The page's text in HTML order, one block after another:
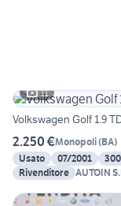
11
Volkswagen Golf 1.9
2.250 €Monopoli(BA)
Usato
07/2001
Rivenditore AUTOIN